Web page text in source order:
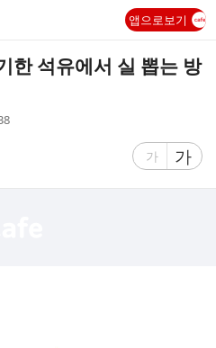
앱으로보기
한 석유에서 실 뽑는 방
글
가
글
자
가